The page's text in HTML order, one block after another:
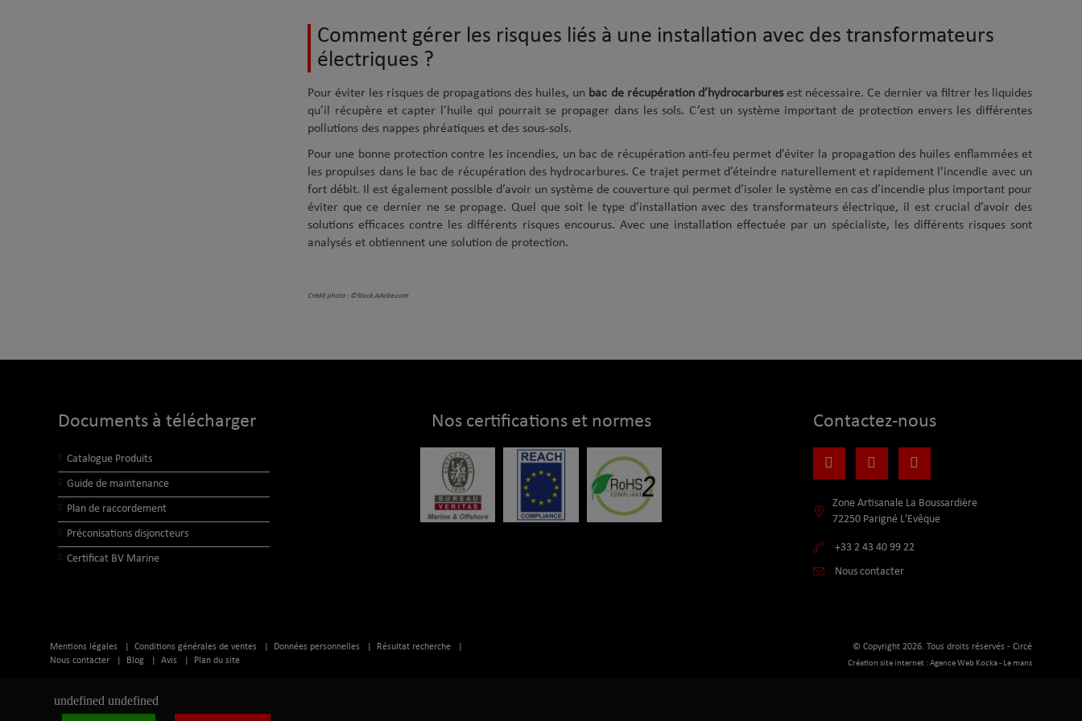
Comment gérer les risques liés à une installation avec des transformateurs
électriques ?
Pour éviter les risques de propagations des huiles, un bac de récupération d’hydrocarburesest nécessaire. Ce dernier va filtrer les liquides
qu’il récupère et capter l’huile qui pourrait se propager dans les sols. C’est un système important de protection envers les différentes
pollutions des nappes phréatiques et des sous-sols.
Pour une bonne protection contre les incendies, un bac de récupération anti-feu permet d’éviter la propagation des huiles enflammées et
les propulses dans le bac de récupération des hydrocarbures. Ce trajet permet d’éteindre naturellement et rapidement l’incendie avec un
fort débit. Il est également possible d’avoir un système de couverture qui permet d’isoler le système en cas d’incendie plus important pour
éviter que ce dernier ne se propage. Quel que soit le type d’installation avec des transformateurs électrique, il est crucial d’avoir des
solutions efficaces contre les différents risques encourus. Avec une installation effectuée par un spécialiste, les différents risques sont
analysés et obtiennent une solution de protection.
Crédit photo : ©Stock.Adobe.com
Documents à télécharger
Catalogue Produits
Guide de maintenance
Plan de raccordement
Préconisations disjoncteurs
Certificat BV Marine
Nos certifications et normes Contactez-nous
Zone Artisanale La Boussardière
72250 Parigné L'Evêque
+33 2 43 40 99 22
Nous contacter
Mentions légales Conditions générales de ventes Données personnelles Résultat recherche
Nous contacter
Blog Avis Plan du site
© Copyright 2026. Tous droits réservés - Circé
Création site internet : Agence Web Kocka - Le mans
undefined undefined